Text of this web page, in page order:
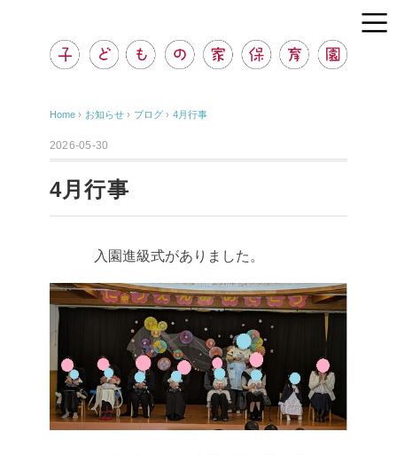
Home › お知らせ › ブログ › 4月行事
2026-05-30
4月行事
入園進級式がありました。